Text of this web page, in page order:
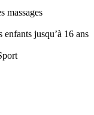
massages
jusqu’à 16 ans